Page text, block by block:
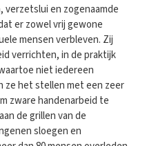
verzetslui en zogenaamde
er zowel vrij gewone
mensen verbleven. Zij
verrichten, in de praktijk
niet iedereen
ze het stellen met een zeer
zware handenarbeid te
de grillen van de
sloegen en